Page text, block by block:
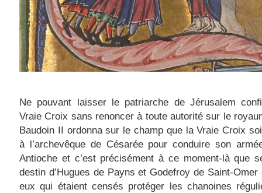
Ne pouvant laisser le patriarche de Jérusalem
Vraie Croix sans renoncer à toute autorité sur le
Baudoin II ordonna sur le champ que la Vraie Croix
à l’archevêque de Césarée pour conduire son
Antioche et c’est précisément à ce moment-là que
destin d’Hugues de Payns et Godefroy de Saint-Omer
eux qui étaient censés protéger les chanoines